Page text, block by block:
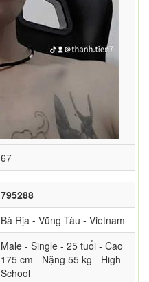
67
795288
Bà Rịa - Vũng Tàu - Vietnam
Male - Single - 25 tuổi - Cao
175 cm - Nặng 55 kg - High
School